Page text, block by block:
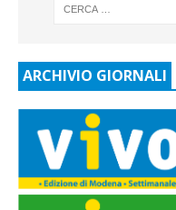
ARCHIVIO GIORNALI